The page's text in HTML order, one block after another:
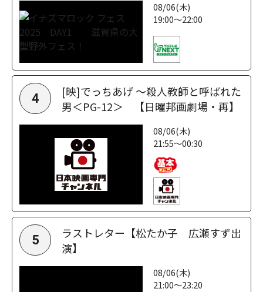
08/06(木)
19:00～22:00
4
[映]でっちあげ ～殺人教師と呼ばれた
男＜PG-12＞ 【日曜邦画劇場・再】
08/06(木)
21:55～00:30
5
ラストレター【松たか子 広瀬すず出
演】
08/06(木)
21:00～23:20